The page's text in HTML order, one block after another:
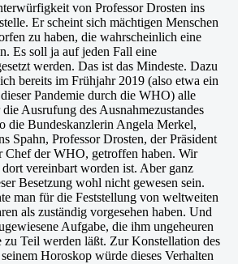
von Professor Drosten ins
Er scheint sich mächtigen Menschen
zu haben, die wahrscheinlich eine
Es soll ja auf jeden Fall eine
werden. Das ist das Mindeste. Dazu
bereits im Frühjahr 2019 (also etwa ein
Pandemie durch die WHO) alle
Ausrufung des Ausnahmezustandes
die Bundeskanzlerin Angela Merkel,
Spahn, Professor Drosten, der Präsident
Chef der WHO, getroffen haben. Wir
vereinbart worden ist. Aber ganz
Besetzung wohl nicht gewesen sein.
man für die Feststellung von weltweiten
als zuständig vorgesehen haben. Und
Aufgabe, die ihm ungeheuren
Teil werden läßt. Zur Konstellation des
Horoskop würde dieses Verhalten